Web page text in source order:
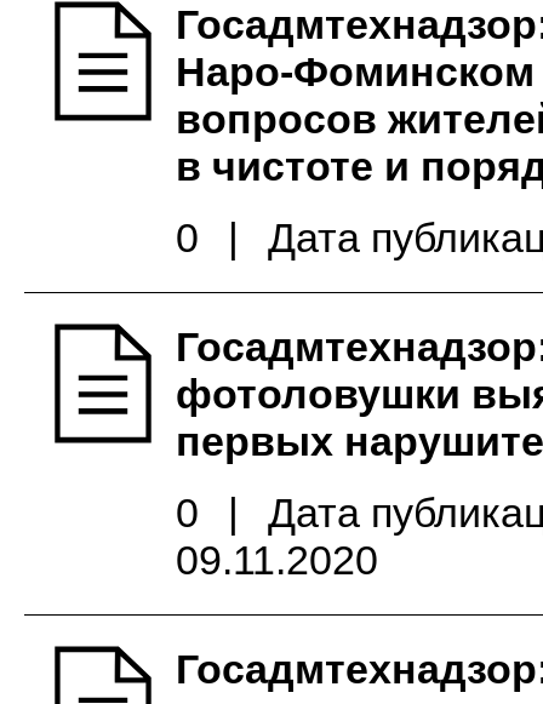
Наро-Фоминском
вопросов
в чистоте и
0
| Дата
фотоловушки
первых
0
|
Дата
09.11.2020